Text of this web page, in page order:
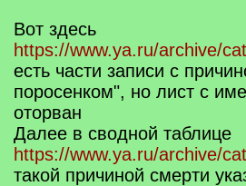
Вот здесь
https://www.ya.ru/archive/
есть части записи с
поросенком", но лист с
оторван
Далее в сводной таблице
https://www.ya.ru/archive/
такой причиной смерти